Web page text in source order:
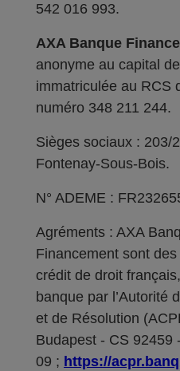
542 016 993.
AXA Banque
anonyme au capital
immatriculée au RCS
numéro 348 211 244.
Sièges sociaux : 203/
Fontenay-Sous-Bois.
N° ADEME :
Agréments : AXA
Financement sont
crédit de droit
banque par l’Autorité
et de Résolution
Budapest - CS 92459
09 ; https://